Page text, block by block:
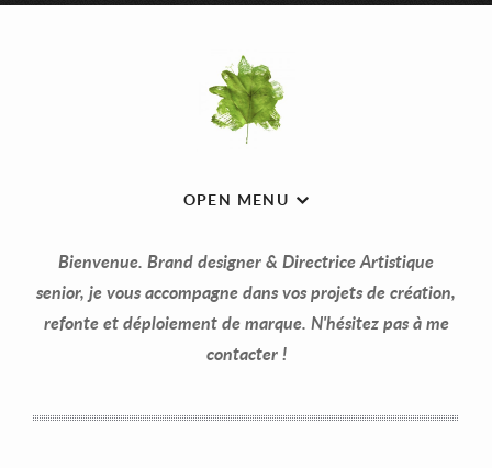
OPEN MENU
Bienvenue. Brand designer & Directrice Artistique
senior, je vous accompagne dans vos projets de création,
refonte et déploiement de marque. N'hésitez pas à me
contacter !